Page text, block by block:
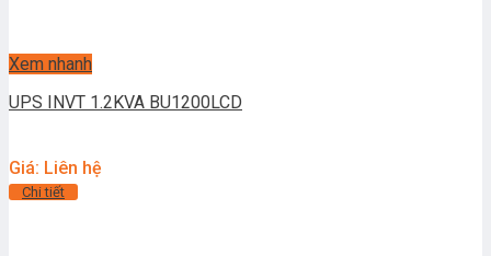
Xem nhanh
UPS INVT 1.2KVA BU1200LCD
Giá: Liên hệ
Chi tiết